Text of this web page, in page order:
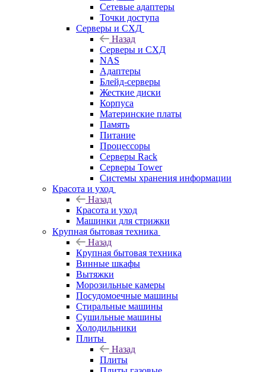
Сетевые адаптеры
Точки доступа
Серверы и СХД
Назад
Серверы и СХД
NAS
Адаптеры
Блейд-серверы
Жесткие диски
Корпуса
Материнские платы
Память
Питание
Процессоры
Серверы Rack
Серверы Tower
Системы хранения информации
Красота и уход
Назад
Красота и уход
Машинки для стрижки
Крупная бытовая техника
Назад
Крупная бытовая техника
Винные шкафы
Вытяжки
Морозильные камеры
Посудомоечные машины
Стиральные машины
Сушильные машины
Холодильники
Плиты
Назад
Плиты